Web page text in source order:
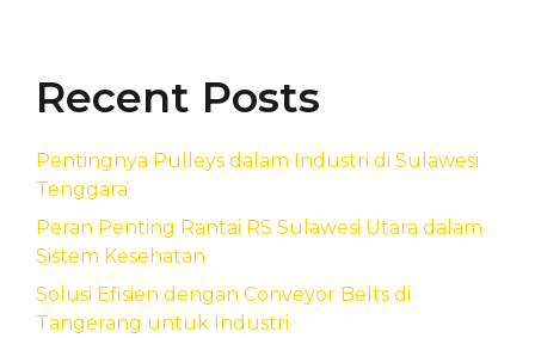
Recent Posts
Pentingnya Pulleys dalam Industri di Sulawesi
Tenggara
Peran Penting Rantai RS Sulawesi Utara dalam
Sistem Kesehatan
Solusi Efisien dengan Conveyor Belts di
Tangerang untuk Industri